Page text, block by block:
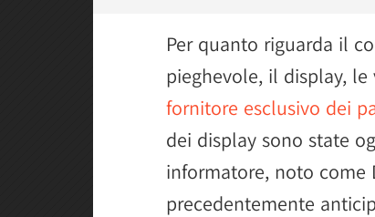
Per quanto riguarda il
pieghevole, il display,
fornitore esclusivo dei
dei display sono state
informatore, noto come
precedentemente